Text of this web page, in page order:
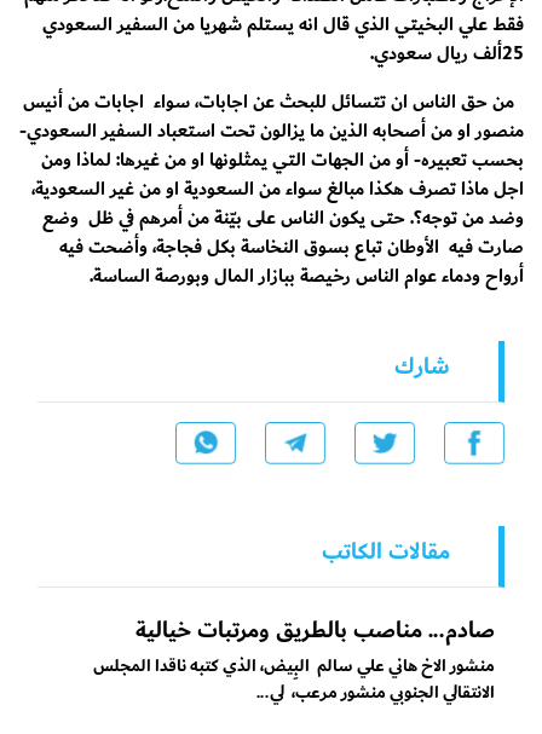
فقط علي البخيتي الذي قال انه يستلم شهريا من السفير السعودي
25ألف ريال سعودي.
من حق الناس ان تتسائل للبحث عن اجابات، سواء اجابات من أنيس
منصور او من أصحابه الذين ما يزالون تحت استعباد السفير السعودي-
بحسب تعبيره- أو من الجهات التي يمثلونها او من غيرها: لماذا ومن
اجل ماذا تصرف هكذا مبالغ سواء من السعودية او من غير السعودية،
وضد من توجه؟. حتى يكون الناس على بيّنة من أمرهم في ظل وضع
صارت فيه الأوطان تباع بسوق النخاسة بكل فجاجة، وأضحت فيه
أرواح ودماء عوام الناس رخيصة ببازار المال وبورصة الساسة.
شارك
مقالات الكاتب
صادم... مناصب بالطريق ومرتبات خيالية
منشور الاخ هاني علي سالم البِيض، الذي كتبه ناقدا المجلس
الانتقالي الجنوبي منشور مرعب، لي...